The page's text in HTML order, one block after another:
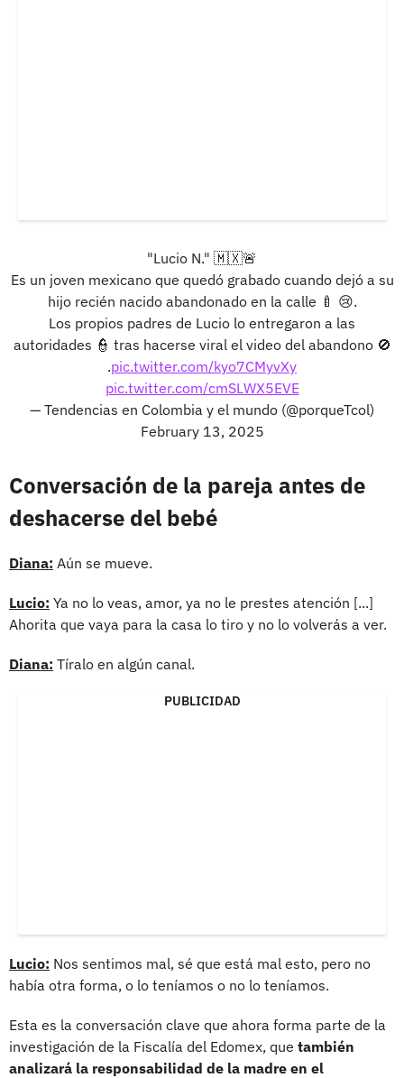
"Lucio N." 🇲🇽🚨
Es un joven mexicano que quedó grabado cuando dejó a su
hijo recién nacido abandonado en la calle 🍼 😢.
Los propios padres de Lucio lo entregaron a las
autoridades 👮 tras hacerse viral el video del abandono 🚫
.pic.twitter.com/kyo7CMyvXy
pic.twitter.com/cmSLWX5EVE
— Tendencias en Colombia y el mundo (@porqueTcol)
February 13, 2025
Conversación de la pareja antes de
deshacerse del bebé
Diana: Aún se mueve.
Lucio: Ya no lo veas, amor, ya no le prestes atención [...]
Ahorita que vaya para la casa lo tiro y no lo volverás a ver.
Diana: Tíralo en algún canal.
PUBLICIDAD
Lucio: Nos sentimos mal, sé que está mal esto, pero no
había otra forma, o lo teníamos o no lo teníamos.
Esta es la conversación clave que ahora forma parte de la
investigación de la Fiscalía del Edomex, que también
analizará la responsabilidad de la madre en el